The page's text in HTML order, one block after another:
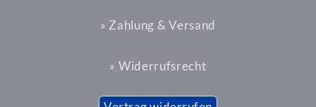
» Zahlung & Versand
» Widerrufsrecht